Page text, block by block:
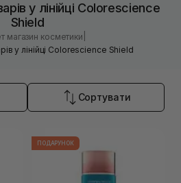
у лінійці Colorescience
Shield
магазин косметики
у лінійці Colorescience Shield
Сортувати
ПОДАРУНОК